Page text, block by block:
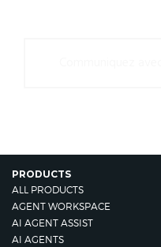
PRODUCTS
ALL PRODUCTS
AGENT WORKSPACE
AI AGENT ASSIST
AI AGENTS